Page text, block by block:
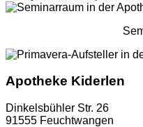
Apotheke Kiderlen
Dinkelsbühler Str. 26
91555 Feuchtwangen